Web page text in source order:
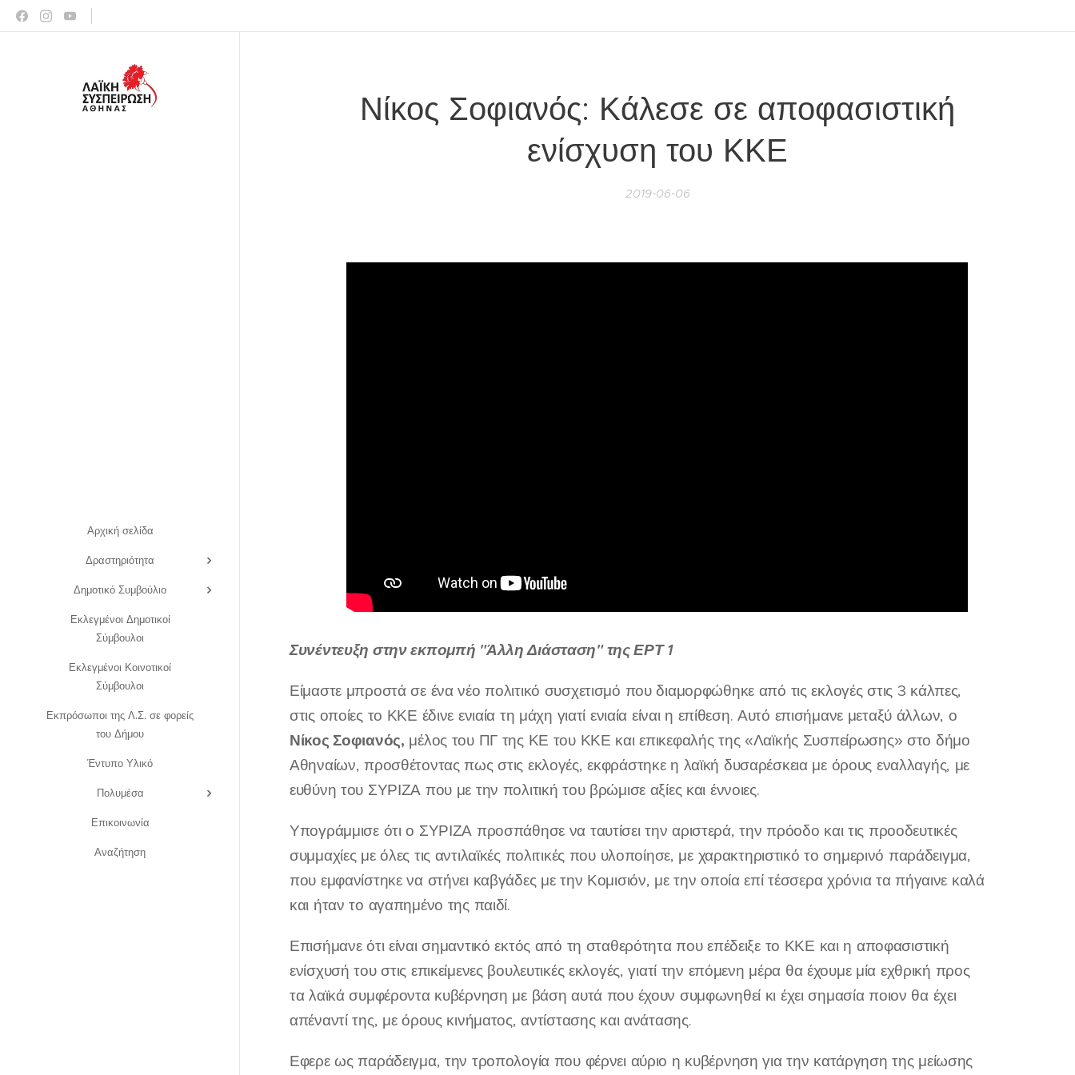
Αρχική σελίδα
Δραστηριότητα
Δημοτικό Συμβούλιο
Εκλεγμένοι Δημοτικοί
Σύμβουλοι
Εκλεγμένοι Κοινοτικοί
Σύμβουλοι
Εκπρόσωποι της Λ.Σ. σε φορείς
του Δήμου
Έντυπο Υλικό
Πολυμέσα
Επικοινωνία
Αναζήτηση
Νίκος Σοφιανός: Κάλεσε σε αποφασιστική
ενίσχυση του ΚΚΕ
2019-06-06
Συνέντευξη στην εκπομπή "Άλλη Διάσταση" της ΕΡΤ 1
Είμαστε μπροστά σε ένα νέο πολιτικό συσχετισμό που διαμορφώθηκε από τις εκλογές στις 3 κάλπες,
στις οποίες το ΚΚΕ έδινε ενιαία τη μάχη γιατί ενιαία είναι η επίθεση. Αυτό επισήμανε μεταξύ άλλων, ο
Νίκος Σοφιανός, μέλος του ΠΓ της ΚΕ του ΚΚΕ και επικεφαλής της «Λαϊκής Συσπείρωσης» στο δήμο
Αθηναίων, προσθέτοντας πως στις εκλογές, εκφράστηκε η λαϊκή δυσαρέσκεια με όρους εναλλαγής, με
ευθύνη του ΣΥΡΙΖΑ που με την πολιτική του βρώμισε αξίες και έννοιες.
Υπογράμμισε ότι ο ΣΥΡΙΖΑ προσπάθησε να ταυτίσει την αριστερά, την πρόοδο και τις προοδευτικές
συμμαχίες με όλες τις αντιλαϊκές πολιτικές που υλοποίησε, με χαρακτηριστικό το σημερινό παράδειγμα,
που εμφανίστηκε να στήνει καβγάδες με την Κομισιόν, με την οποία επί τέσσερα χρόνια τα πήγαινε καλά
και ήταν το αγαπημένο της παιδί.
Επισήμανε ότι είναι σημαντικό εκτός από τη σταθερότητα που επέδειξε το ΚΚΕ και η αποφασιστική
ενίσχυσή του στις επικείμενες βουλευτικές εκλογές, γιατί την επόμενη μέρα θα έχουμε μία εχθρική προς
τα λαϊκά συμφέροντα κυβέρνηση με βάση αυτά που έχουν συμφωνηθεί κι έχει σημασία ποιον θα έχει
απέναντί της, με όρους κινήματος, αντίστασης και ανάτασης.
Εφερε ως παράδειγμα, την τροπολογία που φέρνει αύριο η κυβέρνηση για την κατάργηση της μείωσης